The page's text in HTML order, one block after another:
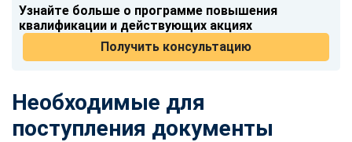
Узнайте больше о программе повышения
квалификации и действующих акциях
Получить консультацию
Необходимые для
поступления документы